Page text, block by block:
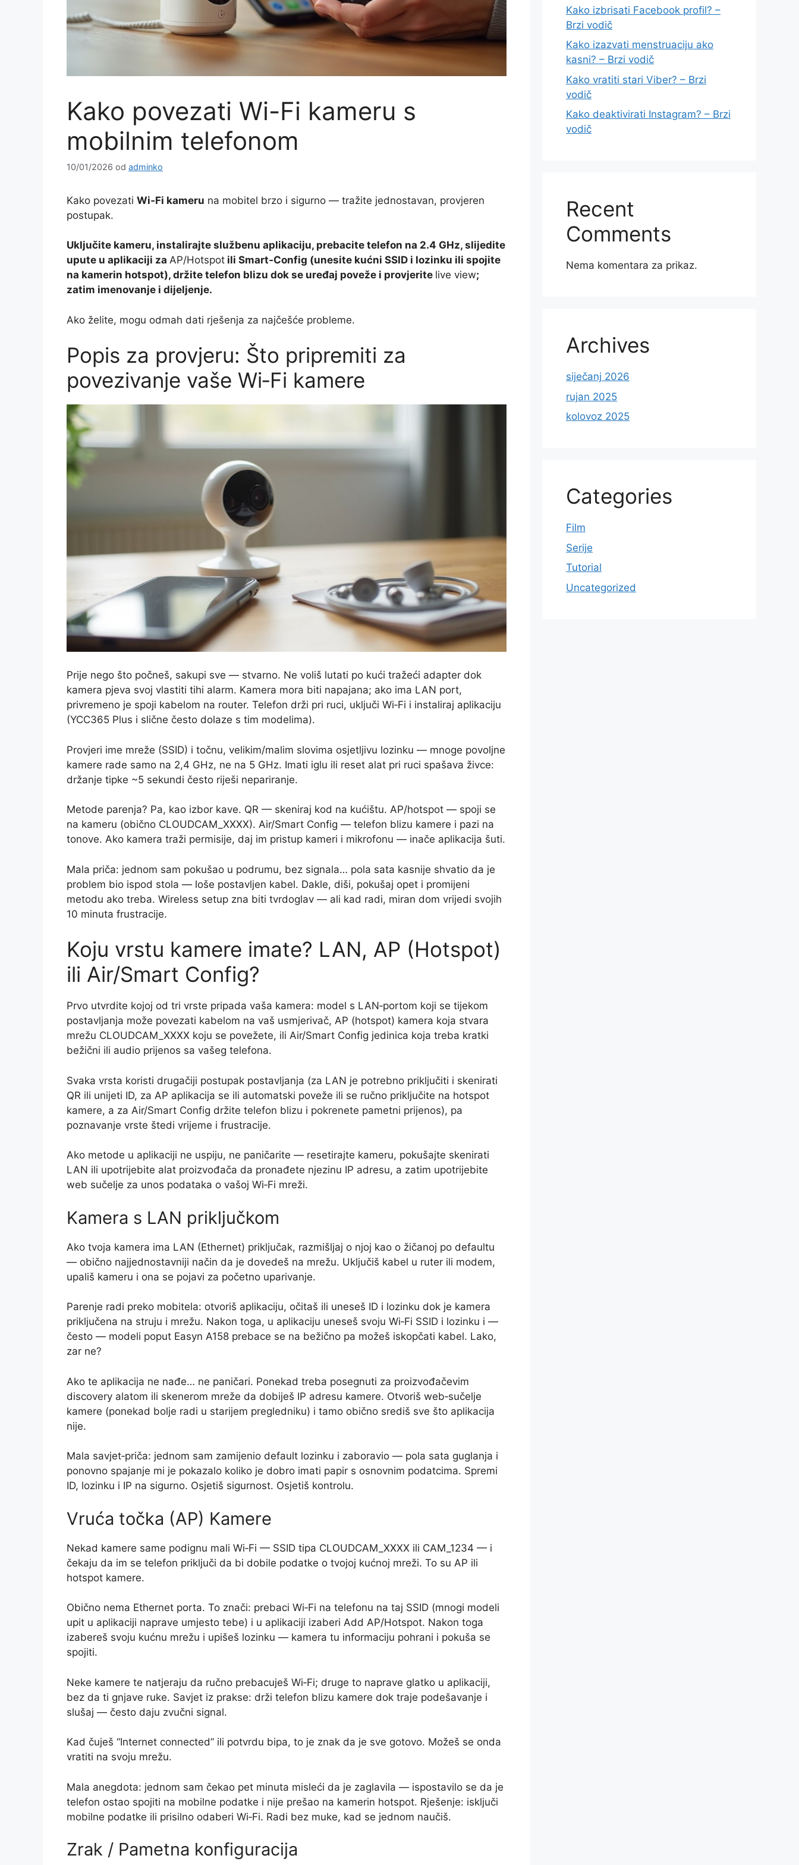
Kako povezati Wi-Fi kameru s
mobilnim telefonom
10/01/2026 od adminko
Kako povezati Wi‑Fi kameru na mobitel brzo i sigurno — tražite jednostavan, provjeren
postupak.
Uključite kameru, instalirajte službenu aplikaciju, prebacite telefon na 2.4 GHz, slijedite
upute u aplikaciji za AP/Hotspot ili Smart‑Config (unesite kućni SSID i lozinku ili spojite
na kamerin hotspot), držite telefon blizu dok se uređaj poveže i provjerite live view;
zatim imenovanje i dijeljenje.
Ako želite, mogu odmah dati rješenja za najčešće probleme.
Popis za provjeru: Što pripremiti za
povezivanje vaše Wi‑Fi kamere
Prije nego što počneš, sakupi sve — stvarno. Ne voliš lutati po kući tražeći adapter dok
kamera pjeva svoj vlastiti tihi alarm. Kamera mora biti napajana; ako ima LAN port,
privremeno je spoji kabelom na router. Telefon drži pri ruci, uključi Wi‑Fi i instaliraj aplikaciju
(YCC365 Plus i slične često dolaze s tim modelima).
Provjeri ime mreže (SSID) i točnu, velikim/malim slovima osjetljivu lozinku — mnoge povoljne
kamere rade samo na 2,4 GHz, ne na 5 GHz. Imati iglu ili reset alat pri ruci spašava živce:
držanje tipke ~5 sekundi često riješi nepariranje.
Metode parenja? Pa, kao izbor kave. QR — skeniraj kod na kućištu. AP/hotspot — spoji se
na kameru (obično CLOUDCAM_XXXX). Air/Smart Config — telefon blizu kamere i pazi na
tonove. Ako kamera traži permisije, daj im pristup kameri i mikrofonu — inače aplikacija šuti.
Mala priča: jednom sam pokušao u podrumu, bez signala… pola sata kasnije shvatio da je
problem bio ispod stola — loše postavljen kabel. Dakle, diši, pokušaj opet i promijeni
metodu ako treba. Wireless setup zna biti tvrdoglav — ali kad radi, miran dom vrijedi svojih
10 minuta frustracije.
Koju vrstu kamere imate? LAN, AP (Hotspot)
ili Air/Smart Config?
Prvo utvrdite kojoj od tri vrste pripada vaša kamera: model s LAN‑portom koji se tijekom
postavljanja može povezati kabelom na vaš usmjerivač, AP (hotspot) kamera koja stvara
mrežu CLOUDCAM_XXXX koju se povežete, ili Air/Smart Config jedinica koja treba kratki
bežični ili audio prijenos sa vašeg telefona.
Svaka vrsta koristi drugačiji postupak postavljanja (za LAN je potrebno priključiti i skenirati
QR ili unijeti ID, za AP aplikacija se ili automatski poveže ili se ručno priključite na hotspot
kamere, a za Air/Smart Config držite telefon blizu i pokrenete pametni prijenos), pa
poznavanje vrste štedi vrijeme i frustracije.
Ako metode u aplikaciji ne uspiju, ne paničarite — resetirajte kameru, pokušajte skenirati
LAN ili upotrijebite alat proizvođača da pronađete njezinu IP adresu, a zatim upotrijebite
web sučelje za unos podataka o vašoj Wi‑Fi mreži.
Kamera s LAN priključkom
Ako tvoja kamera ima LAN (Ethernet) priključak, razmišljaj o njoj kao o žičanoj po defaultu
— obično najjednostavniji način da je dovedeš na mrežu. Uključiš kabel u ruter ili modem,
upališ kameru i ona se pojavi za početno uparivanje.
Parenje radi preko mobitela: otvoriš aplikaciju, očitaš ili uneseš ID i lozinku dok je kamera
priključena na struju i mrežu. Nakon toga, u aplikaciju uneseš svoju Wi‑Fi SSID i lozinku i —
često — modeli poput Easyn A158 prebace se na bežično pa možeš iskopčati kabel. Lako,
zar ne?
Ako te aplikacija ne nađe… ne paničari. Ponekad treba posegnuti za proizvođačevim
discovery alatom ili skenerom mreže da dobiješ IP adresu kamere. Otvoriš web‑sučelje
kamere (ponekad bolje radi u starijem pregledniku) i tamo obično središ sve što aplikacija
nije.
Mala savjet‑priča: jednom sam zamijenio default lozinku i zaboravio — pola sata guglanja i
ponovno spajanje mi je pokazalo koliko je dobro imati papir s osnovnim podatcima. Spremi
ID, lozinku i IP na sigurno. Osjetiš sigurnost. Osjetiš kontrolu.
Vruća točka (AP) Kamere
Nekad kamere same podignu mali Wi‑Fi — SSID tipa CLOUDCAM_XXXX ili CAM_1234 — i
čekaju da im se telefon priključi da bi dobile podatke o tvojoj kućnoj mreži. To su AP ili
hotspot kamere.
Obično nema Ethernet porta. To znači: prebaci Wi‑Fi na telefonu na taj SSID (mnogi modeli
upit u aplikaciji naprave umjesto tebe) i u aplikaciji izaberi Add AP/Hotspot. Nakon toga
izabereš svoju kućnu mrežu i upišeš lozinku — kamera tu informaciju pohrani i pokuša se
spojiti.
Neke kamere te natjeraju da ručno prebacuješ Wi‑Fi; druge to naprave glatko u aplikaciji,
bez da ti gnjave ruke. Savjet iz prakse: drži telefon blizu kamere dok traje podešavanje i
slušaj — često daju zvučni signal.
Kad čuješ “Internet connected” ili potvrdu bipa, to je znak da je sve gotovo. Možeš se onda
vratiti na svoju mrežu.
Mala anegdota: jednom sam čekao pet minuta misleći da je zaglavila — ispostavilo se da je
telefon ostao spojiti na mobilne podatke i nije prešao na kamerin hotspot. Rješenje: isključi
mobilne podatke ili prisilno odaberi Wi‑Fi. Radi bez muke, kad se jednom naučiš.
Zrak / Pametna konfiguracija
Kako izbrisati Facebook profil? –
Brzi vodič
Kako izazvati menstruaciju ako
kasni? – Brzi vodič
Kako vratiti stari Viber? – Brzi
vodič
Kako deaktivirati Instagram? – Brzi
vodič
Recent
Comments
Nema komentara za prikaz.
Archives
siječanj 2026
rujan 2025
kolovoz 2025
Categories
Film
Serije
Tutorial
Uncategorized